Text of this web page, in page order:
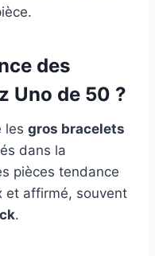
des
Uno de 50 ?
les gros bracelets
dans la
pièces tendance
et affirmé, souvent
.